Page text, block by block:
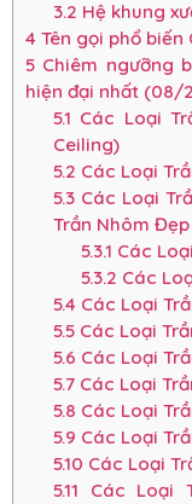
3.2 Hệ khung
4 Tên gọi phổ biến
5 Chiêm ngưỡng
hiện đại nhất (08/
5.1 Các Loại
Ceiling)
5.2 Các Loại
5.3Các Loại
Trần Nhôm
5.3.1 Các
5.3.2 Các
5.4 Các Loại
5.5Các Loại
5.6 Các Loại
5.7Các Loại
5.8 Các Loại
5.9 Các Loại
5.10 Các Loại
5.11 Các Loại